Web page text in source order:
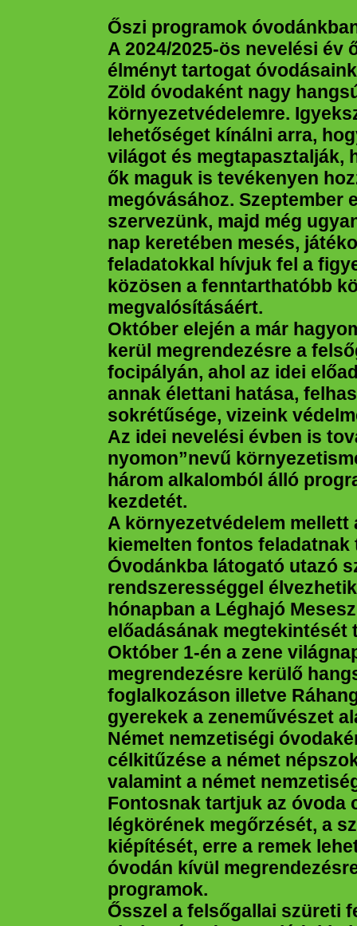
Őszi programok
A 2024/2025-ös nevelési év
élményt tartogat
Zöld óvodaként nagy
környezetvédelemre.
lehetőséget kínálni arra,
világot és megtapasztalják,
ők maguk is tevékenyen
megóvásához. Szeptember
szervezünk, majd még
nap keretében mesés,
feladatokkal hívjuk fel a
közösen a fenntarthatóbb
megvalósításáért.
Október elején a már
kerül megrendezésre a
focipályán, ahol az idei
annak élettani hatása,
sokrétűsége, vizeink
Az idei nevelési évben is
nyomon”nevű
három alkalomból álló
kezdetét.
A környezetvédelem
kiemelten fontos feladatnak
Óvodánkba látogató utazó
rendszerességgel
hónapban a Léghajó
előadásának megtekintését
Október 1-én a zene
megrendezésre kerülő
foglalkozáson illetve
gyerekek a zeneművészet
Német nemzetiségi
célkitűzése a német
valamint a német
Fontosnak tartjuk az óvoda
légkörének megőrzését, a
kiépítését, erre a remek
óvodán kívül
programok.
Ősszel a felsőgallai szüreti